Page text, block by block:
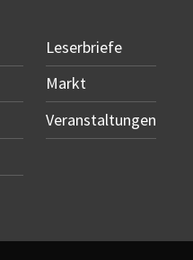
Leserbriefe
Markt
Veranstaltungen